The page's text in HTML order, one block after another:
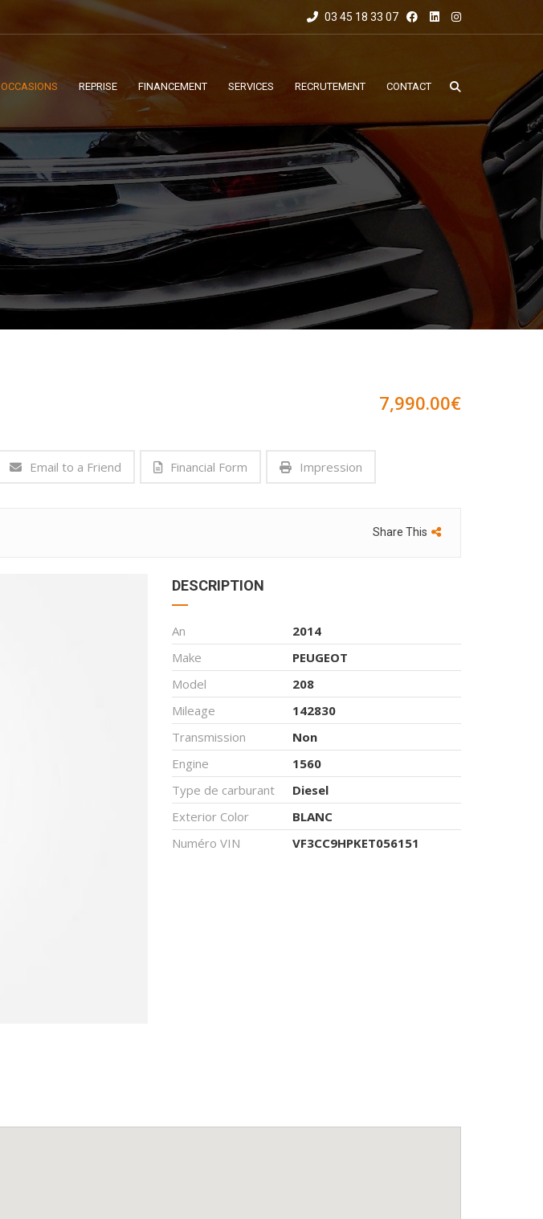
03 45 18 33 07
OCCASIONS REPRISE FINANCEMENT SERVICES RECRUTEMENT CONTACT
7,990.00€
Email to a Friend Financial Form Impression
Share This
DESCRIPTION
An
2014
Make
PEUGEOT
Model
208
Mileage
142830
Transmission
Non
Engine
1560
Type de carburant
Diesel
Exterior Color
BLANC
Numéro VIN
VF3CC9HPKET056151